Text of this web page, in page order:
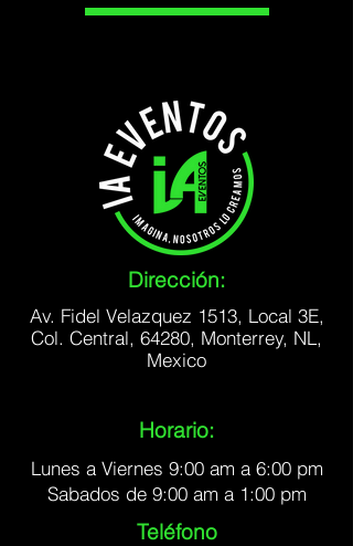
Dirección:
Av. Fidel Velazquez 1513, Local 3E,
Col. Central, 64280, Monterrey, NL,
Mexico
Horario:
Lunes a Viernes 9:00 am a 6:00 pm
Sabados de 9:00 am a 1:00 pm
Teléfono